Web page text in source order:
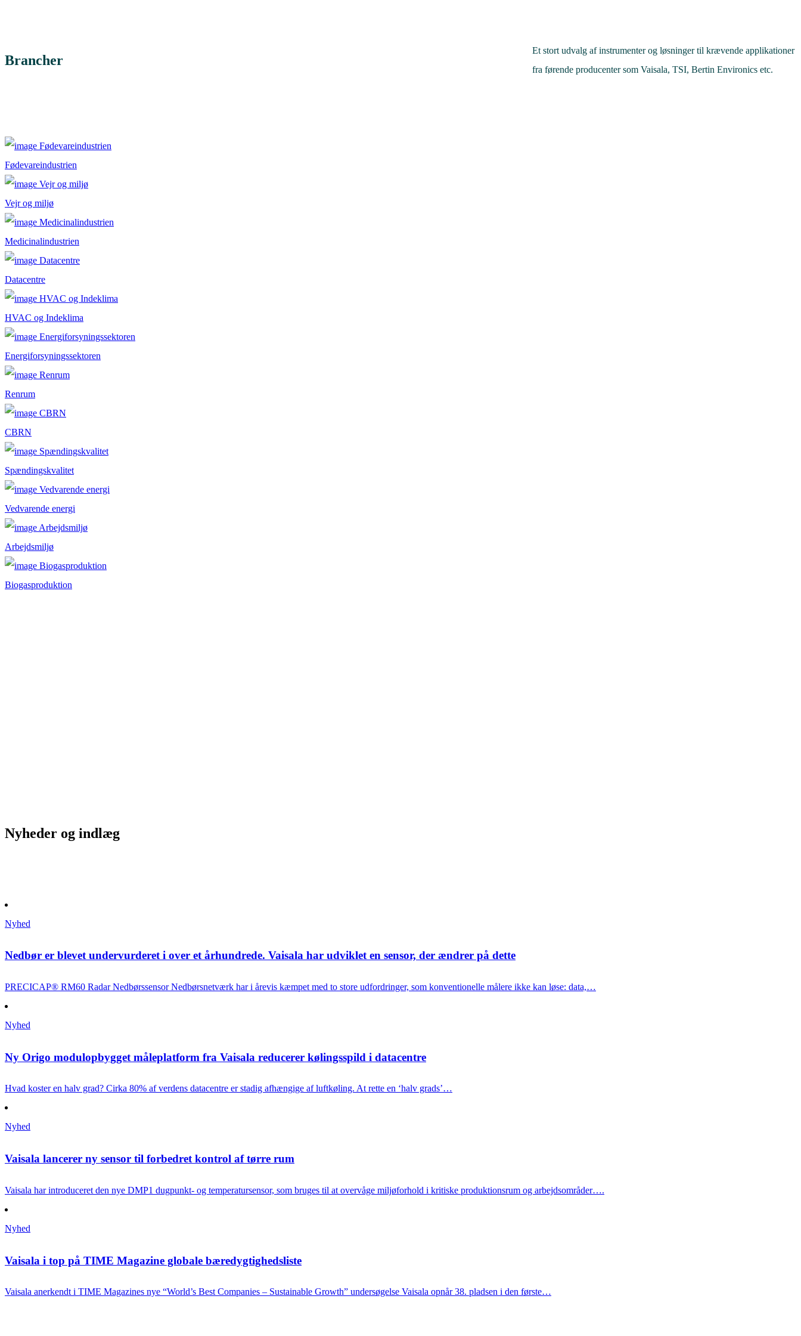
Brancher
Et stort udvalg af instrumenter og løsninger til krævende applikationer
fra førende producenter som Vaisala, TSI, Bertin Environics etc.
Fødevareindustrien
Vejr og miljø
Medicinalindustrien
Datacentre
HVAC og Indeklima
Energiforsyningssektoren
Renrum
CBRN
Spændingskvalitet
Vedvarende energi
Arbejdsmiljø
Biogasproduktion
Nyheder og indlæg
Nyhed
Nedbør er blevet undervurderet i over et århundrede. Vaisala har udviklet en sensor, der ændrer på dette
PRECICAP® RM60 Radar Nedbørssensor Nedbørsnetværk har i årevis kæmpet med to store udfordringer, som konventionelle målere ikke kan løse: data,…
Nyhed
Ny Origo modulopbygget måleplatform fra Vaisala reducerer kølingsspild i datacentre
Hvad koster en halv grad? Cirka 80% af verdens datacentre er stadig afhængige af luftkøling. At rette en ‘halv grads’…
Nyhed
Vaisala lancerer ny sensor til forbedret kontrol af tørre rum
Vaisala har introduce­ret den nye DMP1 dugpunkt- og temperatursensor, som bruges til at overvåge miljøforhold i kritiske produktionsrum og arbejdsområder….
Nyhed
Vaisala i top på TIME Magazine globale bæredygtighedsliste
Vaisala anerkendt i TIME Magazines nye “World’s Best Companies – Sustainable Growth” undersøgelse Vaisala opnår 38. pladsen i den første…